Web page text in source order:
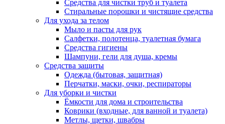
Средства для чистки труб и туалета
Стиральные порошки и чистящие средства
Для ухода за телом
Мыло и пасты для рук
Салфетки, полотенца, туалетная бумага
Средства гигиены
Шампуни, гели для душа, кремы
Средства защиты
Одежда (бытовая, защитная)
Перчатки, маски, очки, респираторы
Для уборки и чистки
Ёмкости для дома и строительства
Коврики (входные, для ванной и туалета)
Метлы, щетки, швабры